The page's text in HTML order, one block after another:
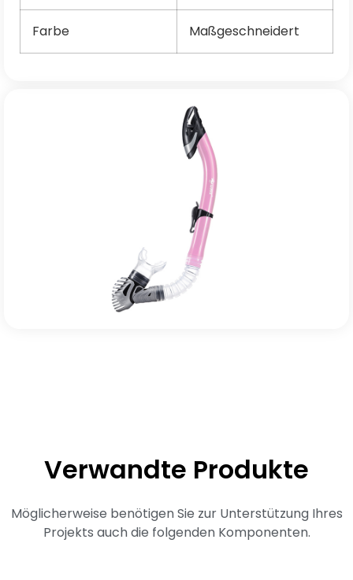
Farbe Maßgeschneidert
Verwandte Produkte
Möglicherweise benötigen Sie zur Unterstützung Ihres
Projekts auch die folgenden Komponenten.